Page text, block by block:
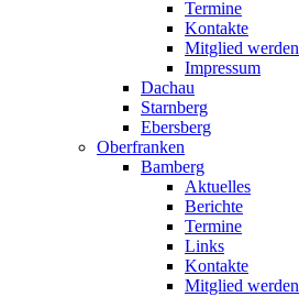
Termine
Kontakte
Mitglied werden
Impressum
Dachau
Starnberg
Ebersberg
Oberfranken
Bamberg
Aktuelles
Berichte
Termine
Links
Kontakte
Mitglied werden